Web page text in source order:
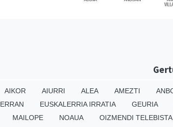
AIKOR AIURRI ALEA AMEZTI
ERRAN EUSKALERRIA IRRATIA GEURIA
MAILOPE NOAUA OIZMENDI TELEBISTA